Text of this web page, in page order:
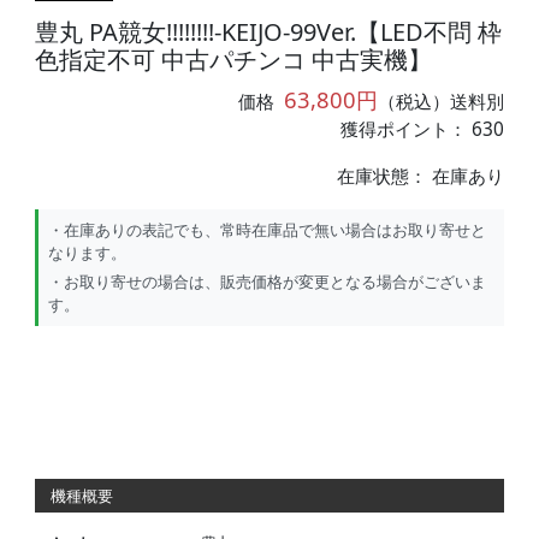
豊丸 PA競女!!!!!!!!-KEIJO-99Ver.【LED不問 枠
色指定不可 中古パチンコ 中古実機】
価格 63,800円 （税込）送料別
獲得ポイント： 630
在庫状態：在庫あり
・在庫ありの表記でも、常時在庫品で無い場合はお取り寄せと
なります。
・お取り寄せの場合は、販売価格が変更となる場合がございま
す。
機種概要